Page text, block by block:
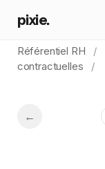
pixie.
Référentiel RH
contractuelles